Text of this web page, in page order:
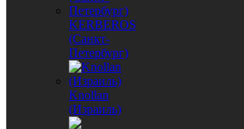
KERBEROS
(Санкт-
Петербург)
Knollan
(Израиль)